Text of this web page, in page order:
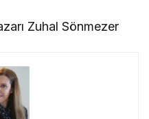
Zuhal Sönmezer